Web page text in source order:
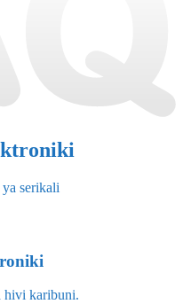
serikali
hivi karibuni.